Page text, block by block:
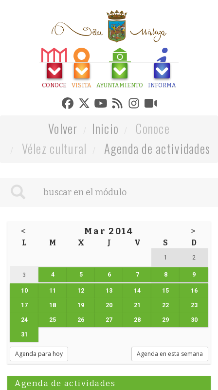
CONOCE VISITA AYUNTAMIENTO INFORMA
Volver Inicio
Conoce
Vélez cultural
Agenda de actividades
< Mar 2014 >
L M X J V S D
1 2
3 4 5 6 7 8 9
10 11 12 13 14 15 16
17 18 19 20 21 22 23
24 25 26 27 28 29 30
31
Agenda para hoy Agenda en esta semana
Agenda de actividades